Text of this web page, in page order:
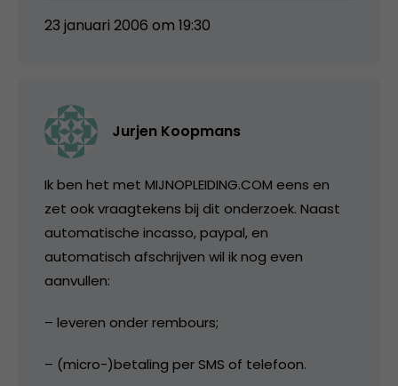
23 januari 2006 om 19:30
Jurjen Koopmans
Ik ben het met MIJNOPLEIDING.COM eens en
zet ook vraagtekens bij dit onderzoek. Naast
automatische incasso, paypal, en
automatisch afschrijven wil ik nog even
aanvullen:
– leveren onder rembours;
– (micro-)betaling per SMS of telefoon.